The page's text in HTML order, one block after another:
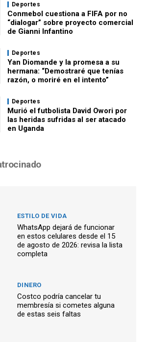
Deportes
Conmebol cuestiona a FIFA por no
“dialogar” sobre proyecto comercial
de Gianni Infantino
Deportes
Yan Diomande y la promesa a su
hermana: “Demostraré que tenías
razón, o moriré en el intento”
Deportes
Murió el futbolista David Owori por
las heridas sufridas al ser atacado
en Uganda
ESTILO DE VIDA
WhatsApp dejará de funcionar
en estos celulares desde el 15
de agosto de 2026: revisa la lista
completa
DINERO
Costco podría cancelar tu
membresía si cometes alguna
de estas seis faltas